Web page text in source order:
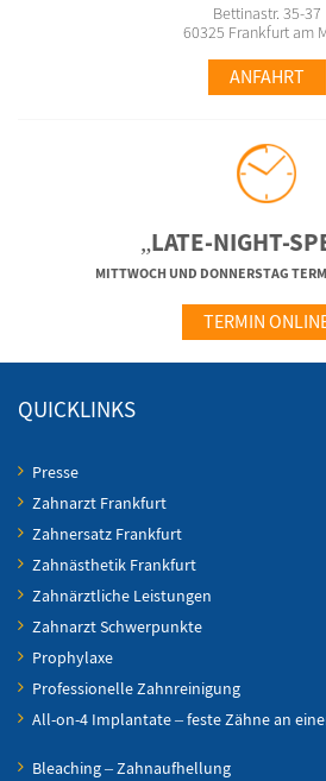
Bettinastr. 35-37
60325 Frankfurt am
ANFAHRT
„LATE-NIGHT-
MITTWOCH UND DONNERSTAG
TERMIN
QUICKLINKS
Presse
Zahnarzt Frankfurt
Zahnersatz Frankfurt
Zahnästhetik Frankfurt
Zahnärztliche Leistungen
Zahnarzt Schwerpunkte
Prophylaxe
Professionelle Zahnreinigung
All-on-4 Implantate – feste Zähne an
Bleaching – Zahnaufhellung